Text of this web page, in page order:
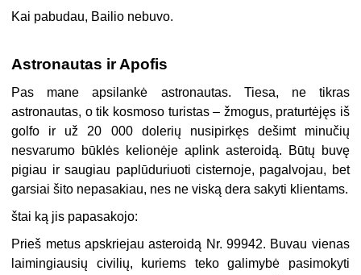
Kai pabudau, Bailio nebuvo.
Astronautas ir Apofis
Pas mane apsilankė astronautas. Tiesa, ne tikras
astronautas, o tik kosmoso turistas – žmogus, praturtėjęs iš
golfo ir už 20 000 dolerių nusipirkęs dešimt minučių
nesvarumo būklės kelionėje aplink asteroidą. Būtų buvę
pigiau ir saugiau paplūduriuoti cisternoje, pagalvojau, bet
garsiai šito nepasakiau, nes ne viską dera sakyti klientams.
štai ką jis papasakojo:
Prieš metus apskriejau asteroidą Nr. 99942. Buvau vienas
laimingiausių civilių, kuriems teko galimybė pasimokyti